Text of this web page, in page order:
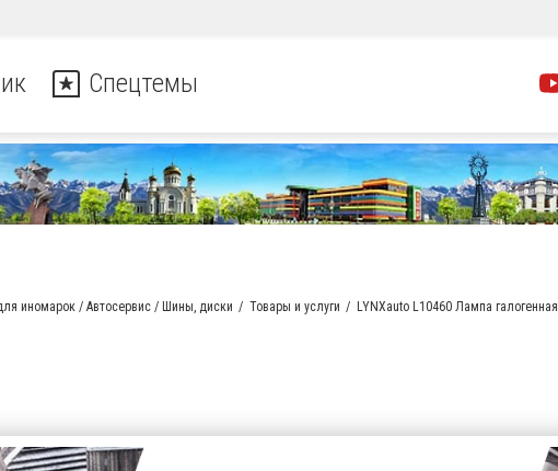
Спецтемы
иномарок / Автосервис / Шины, диски Товары и услуги LYNXauto L10460 Лампа галогенная